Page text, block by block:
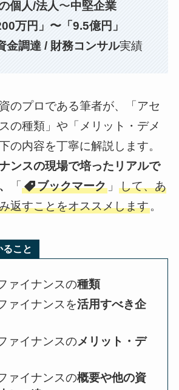
個人/法人〜中堅企業
万円」〜「9.5億円」
金調達 / 財務コンサル実績
のプロである筆者が、「アセ
の種類」や「メリット・デメ
の内容を丁寧に解説します。
ンスの現場で培ったリアルで
「 ブックマーク」 して、あ
返すことをオススメします。
こと
ァイナンスの種類
ァイナンスを活用すべき企
ァイナンスのメリット・デ
ァイナンスの概要や他の資